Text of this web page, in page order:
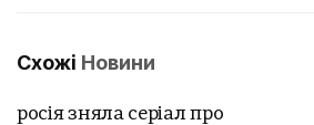
Схожі Новини
росія зняла серіал про